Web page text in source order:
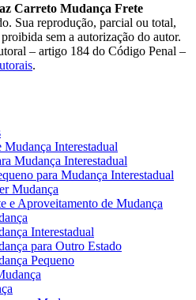
Carreto Mudança Frete
Sua reprodução, parcial ou total,
sem a autorização do autor.
– artigo 184 do Código Penal –
.
Interestadual
Mudança Interestadual
para Mudança Interestadual
Mudança
e Aproveitamento de Mudança
Interestadual
para Outro Estado
Pequeno